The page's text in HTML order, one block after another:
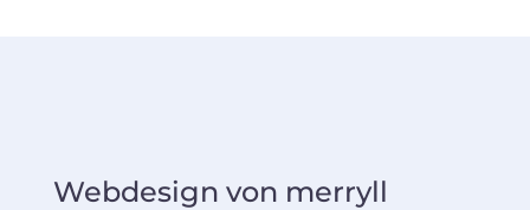
Webdesign von merryll